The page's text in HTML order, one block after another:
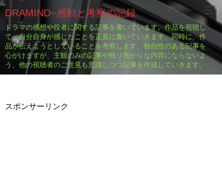
DRAMIND~感動と考察の記録
ドラマの感想や役者に関する記事を書いています。作品を視聴し
て、自分自身が感じたことを正直に書いていきます。同時に、作
品が伝えようとしていることを考察します。独自性のある記事を
心がけますが、主観のみの記事や独り善がりな内容にならないよ
う、他の視聴者のご意見も意識しつつ記事を作成していきます。
スポンサーリンク